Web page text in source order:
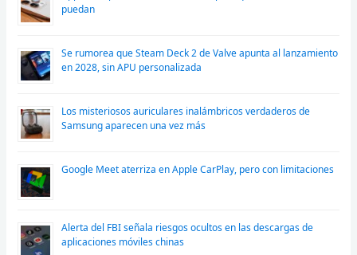
puedan
Se rumorea que Steam Deck 2 de Valve apunta al lanzamiento
en 2028, sin APU personalizada
Los misteriosos auriculares inalámbricos verdaderos de
Samsung aparecen una vez más
Google Meet aterriza en Apple CarPlay, pero con limitaciones
Alerta del FBI señala riesgos ocultos en las descargas de
aplicaciones móviles chinas